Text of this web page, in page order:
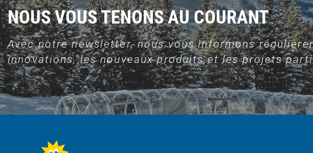
NOUS VOUS TENONS AU COURANT
Avec notre newsletter, nous vous informons
innovations, les nouveaux produits et les projets